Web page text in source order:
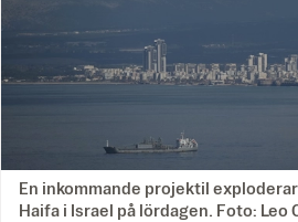
En inkommande projektil
Haifa i Israel på lördagen. Foto: Leo